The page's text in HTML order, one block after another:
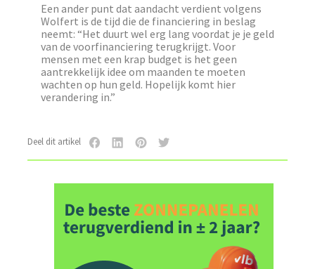
Een ander punt dat aandacht verdient volgens
Wolfert is de tijd die de financiering in beslag
neemt: “Het duurt wel erg lang voordat je je geld
van de voorfinanciering terugkrijgt. Voor
mensen met een krap budget is het geen
aantrekkelijk idee om maanden te moeten
wachten op hun geld. Hopelijk komt hier
verandering in.”
Deel dit artikel